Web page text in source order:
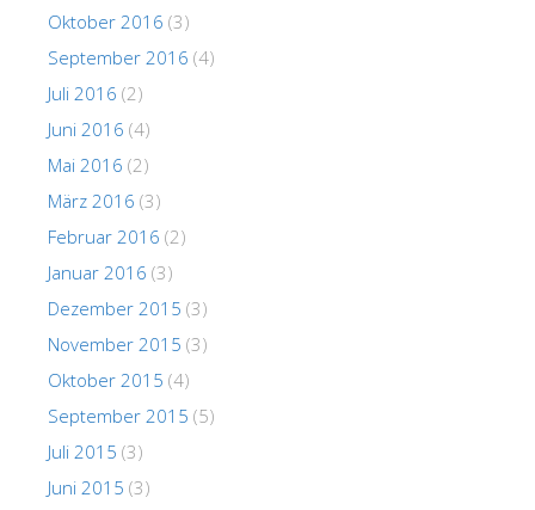
Oktober 2016 (3)
September 2016 (4)
Juli 2016 (2)
Juni 2016 (4)
Mai 2016 (2)
März 2016 (3)
Februar 2016 (2)
Januar 2016 (3)
Dezember 2015 (3)
November 2015 (3)
Oktober 2015 (4)
September 2015 (5)
Juli 2015 (3)
Juni 2015 (3)